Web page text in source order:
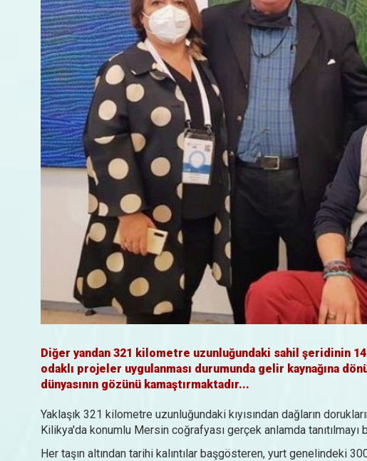
Diğer yandan 321 kilometre uzunluğundaki sahil şeridinin
odaklı projeler uygulanması durumunda gelir kaynağına
dünyasının gözünü kamaştırmaktadır...
Yaklaşık 321 kilometre uzunluğundaki kıyısından dağların
Kilikya'da konumlu Mersin coğrafyası gerçek anlamda tanıtılmayı
Her taşın altından tarihi kalıntılar başgösteren, yurt genelindeki